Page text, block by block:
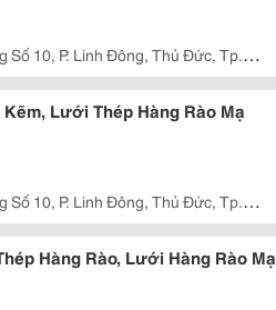
Số 10, P. Linh Đông, Thủ Đức, Tp.
Lưới Thép Hàng Rào Mạ
Số 10, P. Linh Đông, Thủ Đức, Tp.
Hàng Rào, Lưới Hàng Rào Mạ